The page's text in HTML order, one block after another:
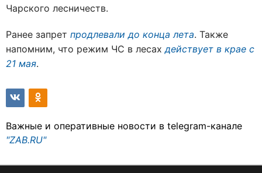
Чарского лесничеств.
Ранее запрет продлевали до конца лета. Также
напомним, что режим ЧС в лесах действует в крае с
21 мая.
Важные и оперативные новости в telegram-канале
"ZAB.RU"